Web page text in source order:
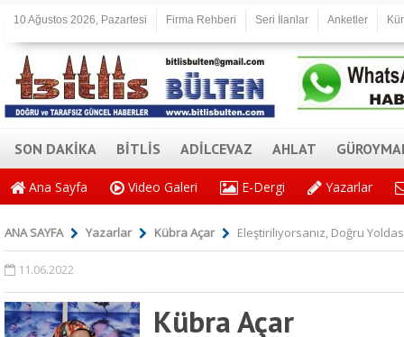
10 Ağustos 2026, Pazartesi Firma Rehberi Seri İlanlar Anketler
SON DAKİKA BİTLİS ADİLCEVAZ AHLAT
Ana Sayfa Video Galeri E-Dergi Yazarlar
ANA SAYFA Yazarlar Kübra Açar Eleştiriliyorsanız, Doğru
11.06.2022
Kübra Açar